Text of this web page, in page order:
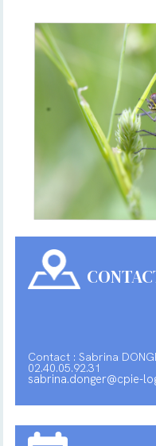
Contact : Sabrina
02.40.05.92.31
sabrina.donger@cpie-